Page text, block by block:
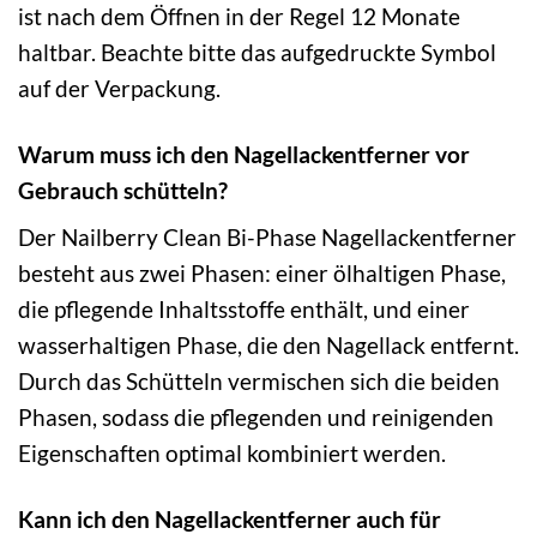
ist nach dem Öffnen in der Regel 12 Monate
haltbar. Beachte bitte das aufgedruckte Symbol
auf der Verpackung.
Warum muss ich den Nagellackentferner vor
Gebrauch schütteln?
Der Nailberry Clean Bi-Phase Nagellackentferner
besteht aus zwei Phasen: einer ölhaltigen Phase,
die pflegende Inhaltsstoffe enthält, und einer
wasserhaltigen Phase, die den Nagellack entfernt.
Durch das Schütteln vermischen sich die beiden
Phasen, sodass die pflegenden und reinigenden
Eigenschaften optimal kombiniert werden.
Kann ich den Nagellackentferner auch für